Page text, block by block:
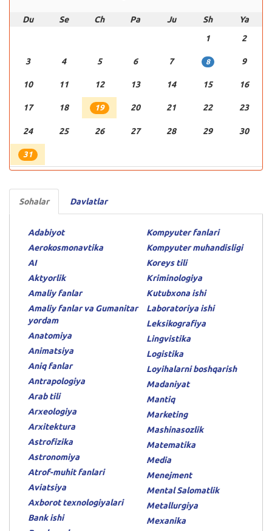
Du Se Ch Pa Ju Sh
Ya
1
2
3 4 5 6 7 8 9
10 11 12 13 14 15 16
17 18 19 20 21 22 23
24 25 26 27 28 29 30
31
Sohalar Davlatlar
Adabiyot
Aerokosmonavtika
AI
Aktyorlik
Amaliy fanlar
Amaliy fanlar va Gumanitar
yordam
Anatomiya
Animatsiya
Aniq fanlar
Antrapologiya
Arab tili
Arxeologiya
Arxitektura
Astrofizika
Astronomiya
Atrof-muhit fanlari
Aviatsiya
Axborot texnologiyalari
Bank ishi
Kompyuter fanlari
Kompyuter muhandisligi
Koreys tili
Kriminologiya
Kutubxona ishi
Laboratoriya ishi
Leksikografiya
Lingvistika
Logistika
Loyihalarni boshqarish
Madaniyat
Mantiq
Marketing
Mashinasozlik
Matematika
Media
Menejment
Mental Salomatlik
Metallurgiya
Mexanika